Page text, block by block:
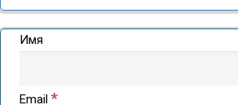
Имя
Email *